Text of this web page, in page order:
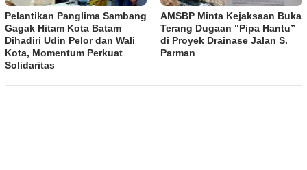
Pelantikan Panglima Sambang
Gagak Hitam Kota Batam
Dihadiri Udin Pelor dan Wali
Kota, Momentum Perkuat
Solidaritas
AMSBP Minta Kejaksaan Buka
Terang Dugaan “Pipa Hantu”
di Proyek Drainase Jalan S.
Parman